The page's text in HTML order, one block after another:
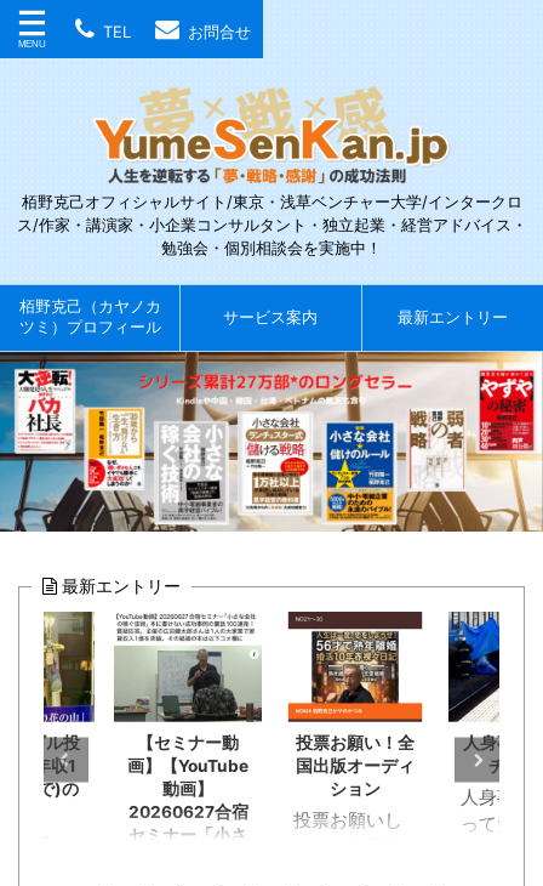
TEL お問合せ
栢野克己オフィシャルサイト/東京・浅草ベンチャー大学/インタークロ
ス/作家・講演家・小企業コンサルタント・独立起業・経営アドバイス・
勉強会・個別相談会を実施中！
栢野克己（カヤノカ
ツミ）プロフィール
サービス案内 最新エントリー
最新エントリー
古ビル投
賃年収1
りで)の
【セミナー動
画】【YouTube
動画】
20260627合宿
セミナー「小さ
投票お願い！全
国出版オーディ
ション
投票お願いし
人身事故
チを見
人身事故
ってた小